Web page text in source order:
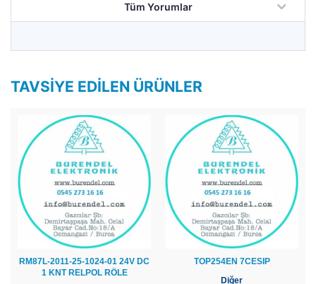
Tüm Yorumlar
TAVSIYE EDILEN ÜRÜNLER
RM87L-2011-25-1024-01 24V DC
1 KNT RELPOL RÖLE
TOP254EN 7CESIP
Diğer